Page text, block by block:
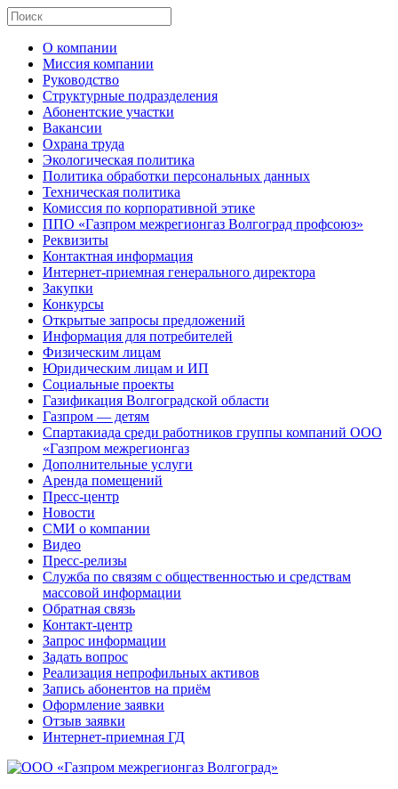
О компании
Миссия компании
Руководство
Структурные подразделения
Абонентские участки
Вакансии
Охрана труда
Экологическая политика
Политика обработки персональных данных
Техническая политика
Комиссия по корпоративной этике
ППО «Газпром межрегионгаз Волгоград профсоюз»
Реквизиты
Контактная информация
Интернет-приемная генерального директора
Закупки
Конкурсы
Открытые запросы предложений
Информация для потребителей
Физическим лицам
Юридическим лицам и ИП
Социальные проекты
Газификация Волгоградской области
Газпром — детям
Спартакиада среди работников группы компаний ООО
«Газпром межрегионгаз
Дополнительные услуги
Аренда помещений
Пресс-центр
Новости
СМИ о компании
Видео
Пресс-релизы
Служба по связям с общественностью и средствам
массовой информации
Обратная связь
Контакт-центр
Запрос информации
Задать вопрос
Реализация непрофильных активов
Запись абонентов на приём
Оформление заявки
Отзыв заявки
Интернет-приемная ГД